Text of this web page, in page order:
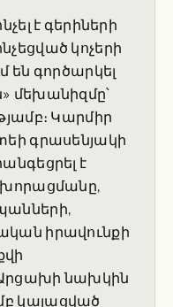
է գերիների
կոչերի
են գործարկել
մեխանիզմը՝
Կարմիր
գրասենյակի
է
խորացմանը,
իրավունքի
նախկին
կայացված